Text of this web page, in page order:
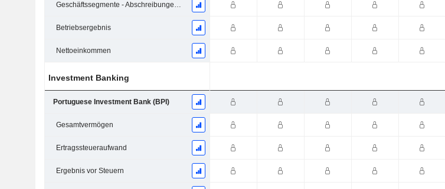
Geschäftssegmente - Abschreibungen und Wertminderungen
Betriebsergebnis
Nettoeinkommen
Investment Banking
Portuguese Investment Bank (BPI)
Gesamtvermögen
Ertragssteueraufwand
Ergebnis vor Steuern